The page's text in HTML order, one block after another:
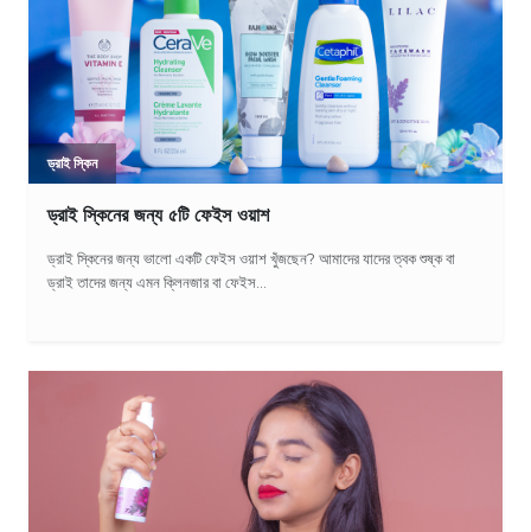
ড্রাই স্কিন
ড্রাই স্কিনের জন্য ৫টি ফেইস ওয়াশ
ড্রাই স্কিনের জন্য ভালো একটি ফেইস ওয়াশ খুঁজছেন? আমাদের যাদের ত্বক শুষ্ক বা
ড্রাই তাদের জন্য এমন ক্লিনজার বা ফেইস...